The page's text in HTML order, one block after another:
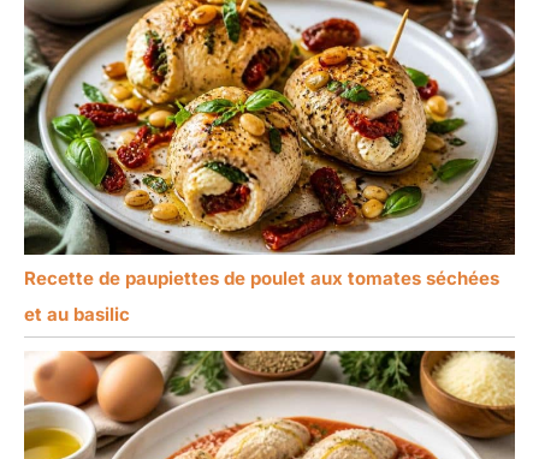
Recette de paupiettes de poulet aux tomates séchées
et au basilic